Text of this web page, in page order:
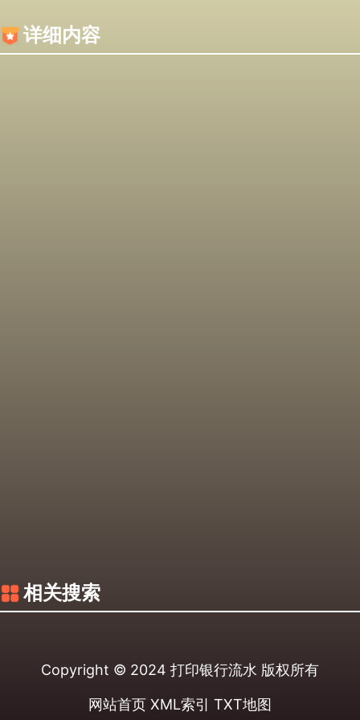
详细内容
相关搜索
Copyright © 2024 打印银行流水 版权所有
网站首页 XML索引 TXT地图